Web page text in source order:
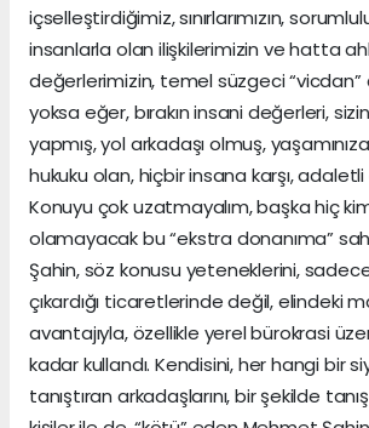
içselleştirdiğimiz, sınırlarımızın,
insanlarla olan ilişkilerimizin ve hatta
değerlerimizin, temel süzgeci “vicdan”
yoksa eğer, bırakın insani değerleri,
yapmış, yol arkadaşı olmuş,
hukuku olan, hiçbir insana karşı, adaletli
Konuyu çok uzatmayalım, başka hiç
olamayacak bu “ekstra donanıma”
Şahin, söz konusu yeteneklerini, sadece
çıkardığı ticaretlerinde değil, elindeki
avantajıyla, özellikle yerel bürokrasi
kadar kullandı. Kendisini, her hangi bir
tanıştıran arkadaşlarını, bir şekilde